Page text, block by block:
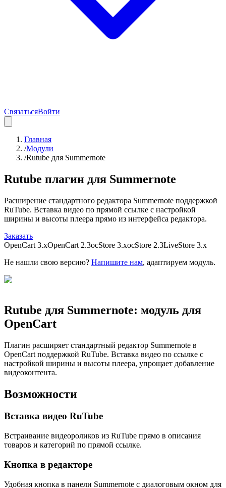
СвязатьсяВойти
Главная
/Модули
/Rutube для Summernote
Rutube плагин для Summernote
Расширение стандартного редактора Summernote поддержкой
RuTube. Вставка видео по прямой ссылке с настройкой
ширины и высоты плеера прямо из интерфейса редактора.
Заказать
OpenCart 3.xOpenCart 2.3ocStore 3.xocStore 2.3LiveStore 3.x
Не нашли свою версию? Напишите нам, адаптируем модуль.
Rutube для Summernote: модуль для
OpenCart
Плагин расширяет стандартный редактор Summernote в
OpenCart поддержкой RuTube. Вставка видео по ссылке с
настройкой ширины и высоты плеера, упрощает добавление
видеоконтента.
Возможности
Вставка видео RuTube
Встраивание видеороликов из RuTube прямо в описания
товаров и категорий по прямой ссылке.
Кнопка в редакторе
Удобная кнопка в панели Summernote с диалоговым окном для